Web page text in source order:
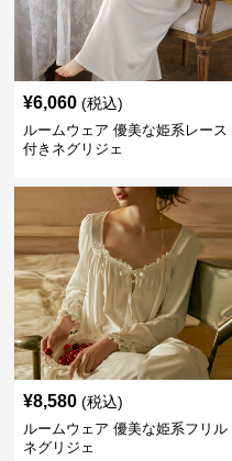
¥6,060 (税込)
ルームウェア 優美な姫系レース
付きネグリジェ
¥8,580 (税込)
ルームウェア 優美な姫系フリル
ネグリジェ